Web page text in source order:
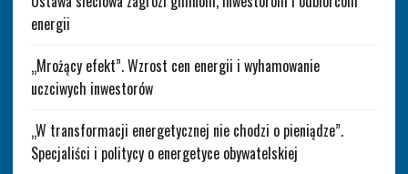
energii
„Mrożący efekt”. Wzrost cen energii i wyhamowanie
uczciwych inwestorów
„W transformacji energetycznej nie chodzi o pieniądze”.
Specjaliści i politycy o energetyce obywatelskiej